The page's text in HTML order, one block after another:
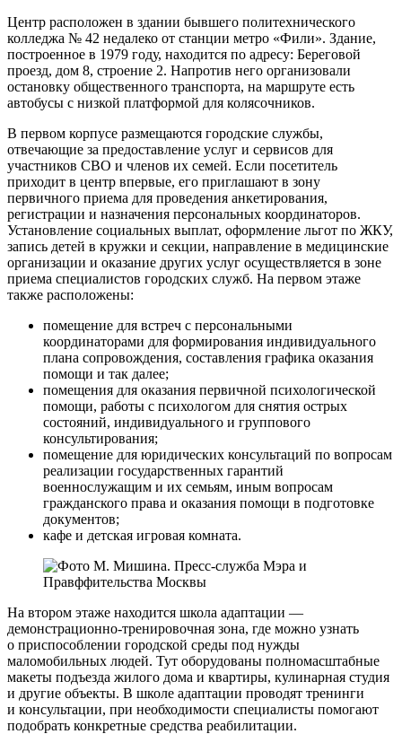
Центр расположен в здании бывшего политехнического
колледжа № 42 недалеко от станции метро «Фили». Здание,
построенное в 1979 году, находится по адресу: Береговой
проезд, дом 8, строение 2. Напротив него организовали
остановку общественного транспорта, на маршруте есть
автобусы с низкой платформой для колясочников.
В первом корпусе размещаются городские службы,
отвечающие за предоставление услуг и сервисов для
участников СВО и членов их семей. Если посетитель
приходит в центр впервые, его приглашают в зону
первичного приема для проведения анкетирования,
регистрации и назначения персональных координаторов.
Установление социальных выплат, оформление льгот по ЖКУ,
запись детей в кружки и секции, направление в медицинские
организации и оказание других услуг осуществляется в зоне
приема специалистов городских служб. На первом этаже
также расположены:
помещение для встреч с персональными
координаторами для формирования индивидуального
плана сопровождения, составления графика оказания
помощи и так далее;
помещения для оказания первичной психологической
помощи, работы с психологом для снятия острых
состояний, индивидуального и группового
консультирования;
помещение для юридических консультаций по вопросам
реализации государственных гарантий
военнослужащим и их семьям, иным вопросам
гражданского права и оказания помощи в подготовке
документов;
кафе и детская игровая комната.
На втором этаже находится школа адаптации —
демонстрационно-тренировочная зона, где можно узнать
о приспособлении городской среды под нужды
маломобильных людей. Тут оборудованы полномасштабные
макеты подъезда жилого дома и квартиры, кулинарная студия
и другие объекты. В школе адаптации проводят тренинги
и консультации, при необходимости специалисты помогают
подобрать конкретные средства реабилитации.